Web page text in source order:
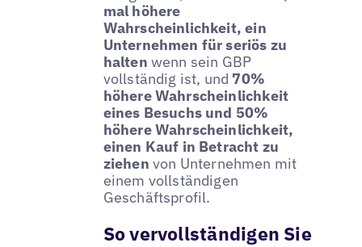
mal höhere
Wahrscheinlichkeit, ein
Unternehmen für seriös zu
halten wenn sein GBP
vollständig ist, und 70%
höhere Wahrscheinlichkeit
eines Besuchs und 50%
höhere Wahrscheinlichkeit,
einen Kauf in Betracht zu
ziehen von Unternehmen mit
einem vollständigen
Geschäftsprofil.
So vervollständigen Sie